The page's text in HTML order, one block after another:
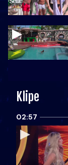
Klipe
02:57